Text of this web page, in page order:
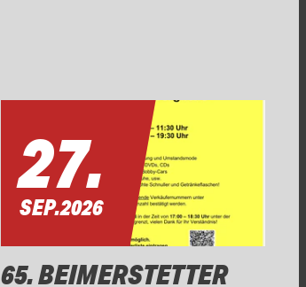
27.
SEP.2026
65. BEIMERSTETTER